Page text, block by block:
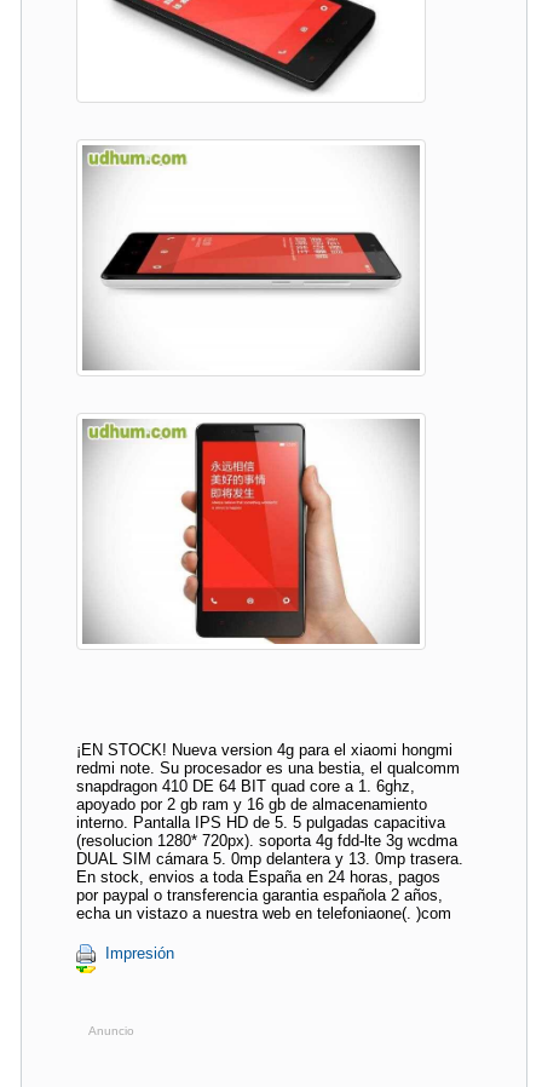
¡EN STOCK! Nueva version 4g para el xiaomi hongmi
redmi note. Su procesador es una bestia, el qualcomm
snapdragon 410 DE 64 BIT quad core a 1. 6ghz,
apoyado por 2 gb ram y 16 gb de almacenamiento
interno. Pantalla IPS HD de 5. 5 pulgadas capacitiva
(resolucion 1280* 720px). soporta 4g fdd-lte 3g wcdma
DUAL SIM cámara 5. 0mp delantera y 13. 0mp trasera.
En stock, envios a toda España en 24 horas, pagos
por paypal o transferencia garantia española 2 años,
echa un vistazo a nuestra web en telefoniaone(. )com
Impresión
Anuncio